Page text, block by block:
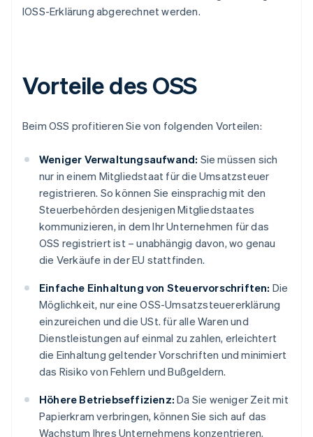
IOSS-Erklärung abgerechnet werden.
Vorteile des OSS
Beim OSS profitieren Sie von folgenden Vorteilen:
Weniger Verwaltungsaufwand: Sie müssen sich
nur in einem Mitgliedstaat für die Umsatzsteuer
registrieren. So können Sie einsprachig mit den
Steuerbehörden desjenigen Mitgliedstaates
kommunizieren, in dem Ihr Unternehmen für das
OSS registriert ist – unabhängig davon, wo genau
die Verkäufe in der EU stattfinden.
Einfache Einhaltung von Steuervorschriften: Die
Möglichkeit, nur eine OSS-Umsatzsteuererklärung
einzureichen und die USt. für alle Waren und
Dienstleistungen auf einmal zu zahlen, erleichtert
die Einhaltung geltender Vorschriften und minimiert
das Risiko von Fehlern und Bußgeldern.
Höhere Betriebseffizienz: Da Sie weniger Zeit mit
Papierkram verbringen, können Sie sich auf das
Wachstum Ihres Unternehmens konzentrieren.